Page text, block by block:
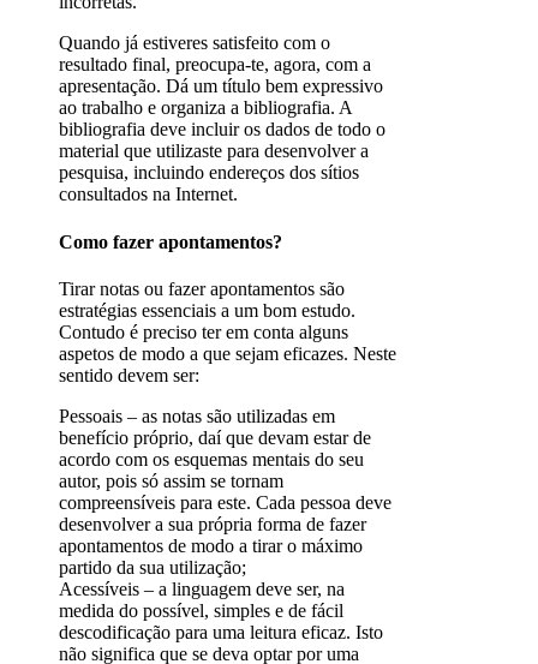
Quando já estiveres satisfeito com o
resultado final, preocupa-te, agora, com a
apresentação. Dá um título bem expressivo
ao trabalho e organiza a bibliografia. A
bibliografia deve incluir os dados de todo o
material que utilizaste para desenvolver a
pesquisa, incluindo endereços dos sítios
consultados na Internet.
Como fazer apontamentos?
Tirar notas ou fazer apontamentos são
estratégias essenciais a um bom estudo.
Contudo é preciso ter em conta alguns
aspetos de modo a que sejam eficazes. Neste
sentido devem ser:
Pessoais – as notas são utilizadas em
benefício próprio, daí que devam estar de
acordo com os esquemas mentais do seu
autor, pois só assim se tornam
compreensíveis para este. Cada pessoa deve
desenvolver a sua própria forma de fazer
apontamentos de modo a tirar o máximo
partido da sua utilização;
Acessíveis – a linguagem deve ser, na
medida do possível, simples e de fácil
descodificação para uma leitura eficaz. Isto
não significa que se deva optar por uma